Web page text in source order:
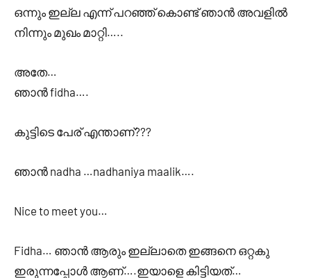
ഒന്നും ഇല്ല എന്ന് പറഞ്ഞ് കൊണ്ട് ഞാൻ അവളിൽ
നിന്നും മുഖം മാറ്റി…..
അതേ…
ഞാൻ fidha….
കുട്ടിടെ പേര് എന്താണ്???
ഞാൻ nadha …nadhaniya maalik….
Nice to meet you…
Fidha… ഞാൻ ആരും ഇല്ലാതെ ഇങ്ങനെ ഒറ്റകു
ഇരുന്നപ്പോൾ ആണ്….ഇയാളെ കിട്ടിയത്…